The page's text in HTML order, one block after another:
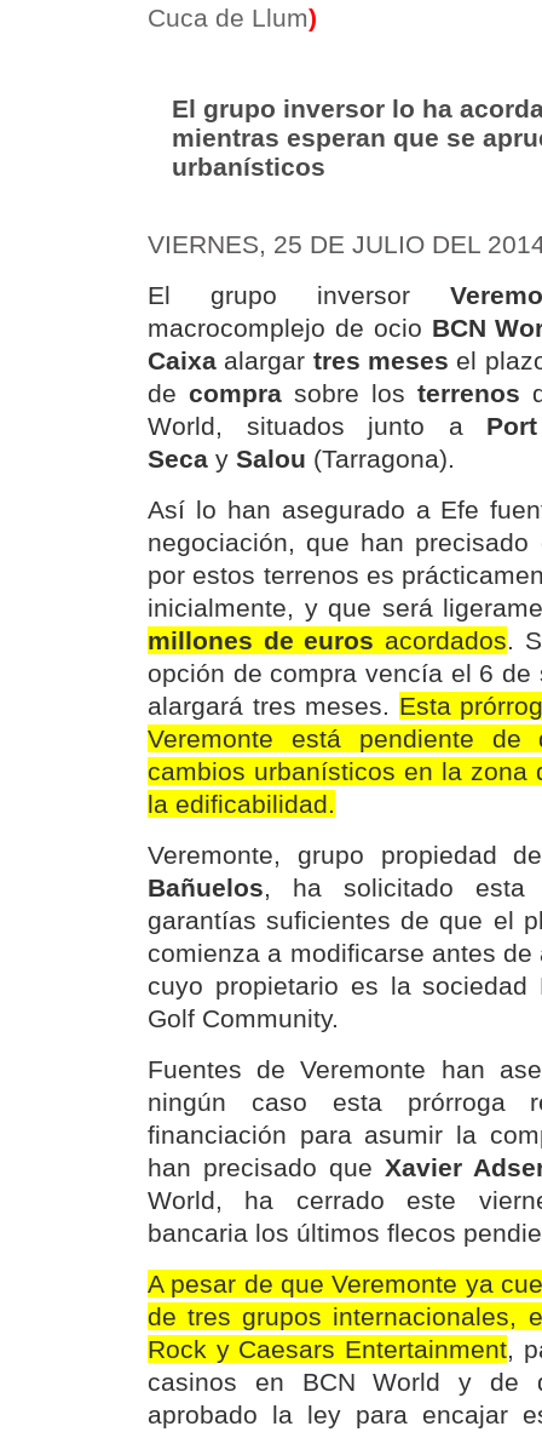
Cuca de Llum)
El grupo inversor lo ha
mientras esperan que se
urbanísticos
VIERNES, 25 DE JULIO DEL
El grupo inversor
macrocomplejo de ocio BCN
Caixa alargar tres meses el
de compra sobre los terrenos
World, situados junto a
Seca y Salou (Tarragona).
Así lo han asegurado a Efe
negociación, que han
por estos terrenos es
inicialmente, y que será
millones de euros acordados.
opción de compra vencía el 6
alargará tres meses. Esta
Veremonte está pendiente
cambios urbanísticos en la zona
la edificabilidad.
Veremonte, grupo propiedad
Bañuelos, ha solicitado
garantías suficientes de que el
comienza a modificarse antes
cuyo propietario es la sociedad
Golf Community.
Fuentes de Veremonte han
ningún caso esta prórroga
financiación para asumir la
han precisado que Xavier
World, ha cerrado este
bancaria los últimos flecos
A pesar de que Veremonte ya
de tres grupos internacionales,
Rock y Caesars Entertainment,
casinos en BCN World y
aprobado la ley para encajar